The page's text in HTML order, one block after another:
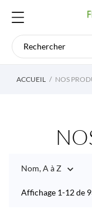
ACCUEIL NOS
Nom, A à Z 
Affichage 1-12 de